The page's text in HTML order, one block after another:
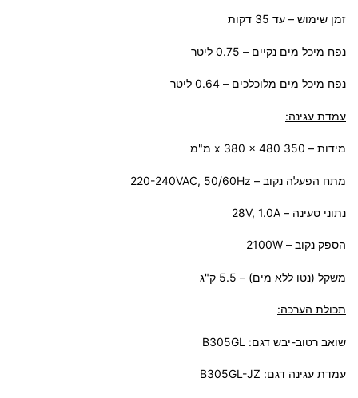
זמן שימוש – עד 35 דקות
נפח מיכל מים נקיים – 0.75 ליטר
נפח מיכל מים מלוכלכים – 0.64 ליטר
עמדת עגינה:
מידות – 350 x 380 x 480 מ"מ
מתח הפעלה נקוב – 220-240VAC, 50/60Hz
נתוני טעינה – 28V, 1.0A
הספק נקוב – 2100W
משקל (נטו ללא מים) – 5.5 ק"ג
תכולת הערכה:
שואב רטוב-יבש דגם: B305GL
עמדת עגינה דגם: B305GL-JZ